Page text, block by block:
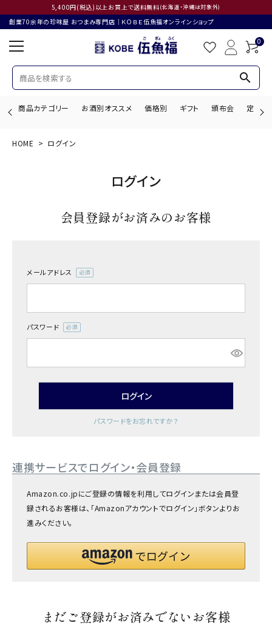
5,400円(税込)以上お買上で送料無料(北海道・沖縄は対象外)
創業70余年の珍味屋 おつまみ専門店│ＫＯＢＥ伍魚福オンラインショップ
0
search
商品カテゴリー お酒別オススメ 価格別 ギフト 頒布会 定期購
ようこそ ゲスト 様
商品カテゴリー
お酒別オススメ
HOME ログイン
ログイン
会員登録がお済みのお客様
メールアドレス
(必
パスワード
(必
ログイン
パスワードをお忘れですか？
連携サービスでログイン・会員登録
Amazon.co.jpにご登録の情報を利用してログインまたは会員登
録されるお客様は、「Amazonアカウントでログイン」ボタンよりお
進みください。
まだご登録がお済みでないお客様